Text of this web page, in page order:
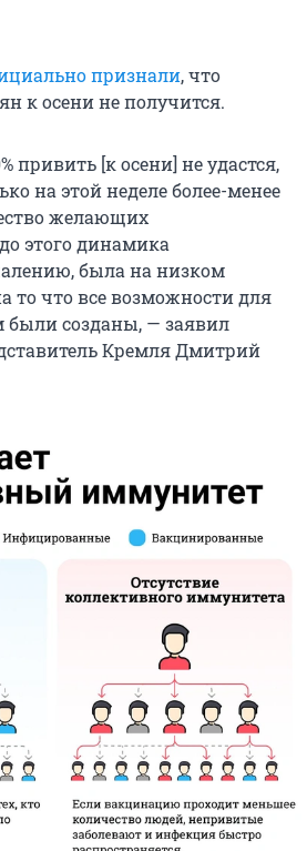
признали, что
к осени не получится.
привить [к осени] не удастся,
на этой неделе более-менее
желающих
этого динамика
была на низком
то что все возможности для
были созданы, — заявил
Кремля Дмитрий